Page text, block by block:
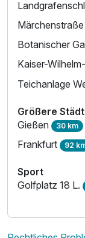
Botanischer
Kaiser-
Teichanlage
Größere
Gießen 30 km
Frankfurt 92
Sport
Golfplatz 18 L.